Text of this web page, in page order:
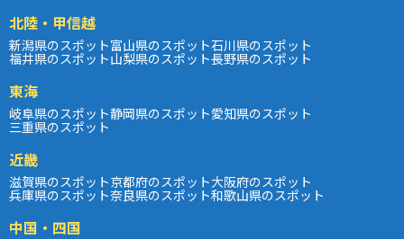
北陸・甲信越
新潟県のスポット富山県のスポット石川県のスポット
福井県のスポット山梨県のスポット長野県のスポット
東海
岐阜県のスポット静岡県のスポット愛知県のスポット
三重県のスポット
近畿
滋賀県のスポット京都府のスポット大阪府のスポット
兵庫県のスポット奈良県のスポット和歌山県のスポット
中国・四国